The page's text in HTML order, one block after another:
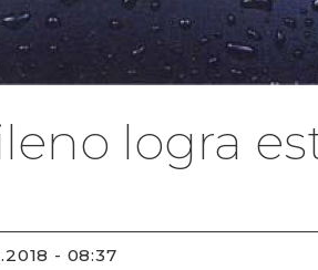
logra
- 08:37